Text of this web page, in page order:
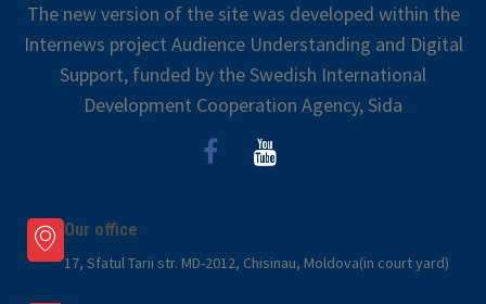
The new version of the site was developed within the
Internews project Audience Understanding and Digital
Support, funded by the Swedish International
Development Cooperation Agency, Sida
Our office
17, Sfatul Tarii str. MD-2012, Chisinau, Moldova(in court yard)